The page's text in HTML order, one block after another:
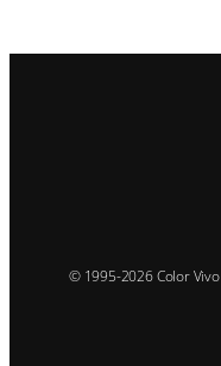
© 1995-2026 Color